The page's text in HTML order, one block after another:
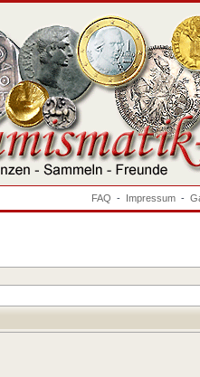
FAQ - Impressum -